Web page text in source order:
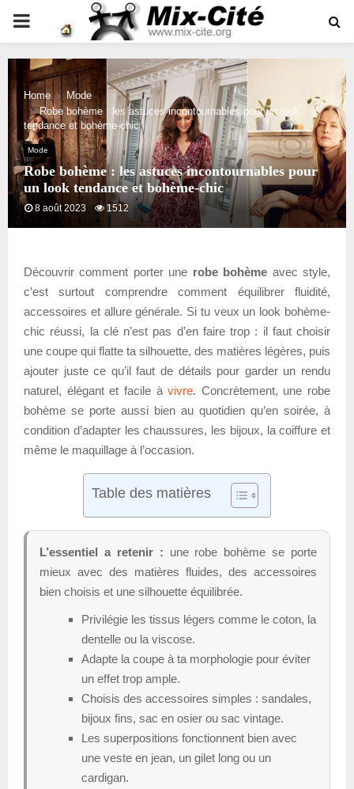
PRIMARY
MENU
Home
Mode
Robe bohème : les astuces incontournables pour un look
tendance et bohème-chic
Mode
Robe bohème : les astuces incontournables pour
un look tendance et bohème-chic
8 août 2023 1512
Découvrir comment porter une robe bohème avec style,
c’est surtout comprendre comment équilibrer fluidité,
accessoires et allure générale. Si tu veux un look bohème-
chic réussi, la clé n’est pas d’en faire trop : il faut choisir
une coupe qui flatte ta silhouette, des matières légères, puis
ajouter juste ce qu’il faut de détails pour garder un rendu
naturel, élégant et facile àvivre. Concrètement, une robe
bohème se porte aussi bien au quotidien qu’en soirée, à
condition d’adapter les chaussures, les bijoux, la coiffure et
même le maquillage à l’occasion.
Table des matières
L’essentiel a retenir : une robe bohème se porte
mieux avec des matières fluides, des accessoires
bien choisis et une silhouette équilibrée.
Privilégie les tissus légers comme le coton, la
dentelle ou la viscose.
Adapte la coupe à ta morphologie pour éviter
un effet trop ample.
Choisis des accessoires simples : sandales,
bijoux fins, sac en osier ou sac vintage.
Les superpositions fonctionnent bien avec
une veste en jean, un gilet long ou un
cardigan.